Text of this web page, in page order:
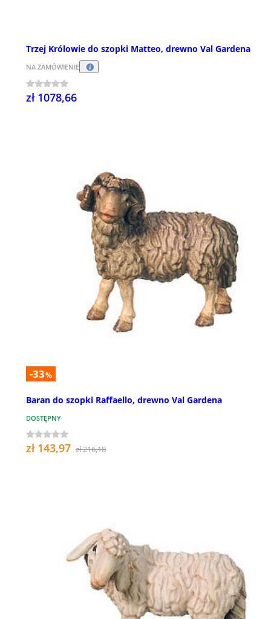
Trzej Królowie do szopki Matteo, drewno Val Gardena
NA ZAMÓWIENIE
zł 1078,66
-33%
Baran do szopki Raffaello, drewno Val Gardena
DOSTĘPNY
zł 143,97 zł 216,18